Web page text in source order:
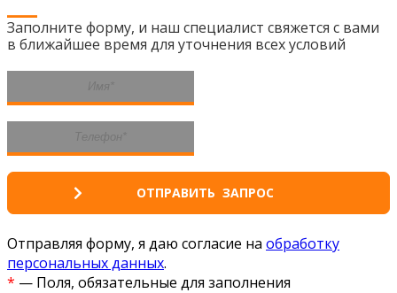
Заполните форму, и наш специалист свяжется с вами
в ближайшее время для уточнения всех условий
Отправляя форму, я даю согласие на обработку
персональных данных.
* — Поля, обязательные для заполнения